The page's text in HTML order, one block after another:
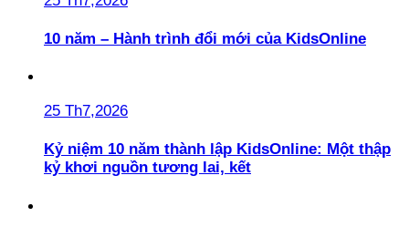
10 năm – Hành trình đổi mới của KidsOnline
25 Th7,2026
Kỷ niệm 10 năm thành lập KidsOnline: Một thập
kỷ khơi nguồn tương lai, kết